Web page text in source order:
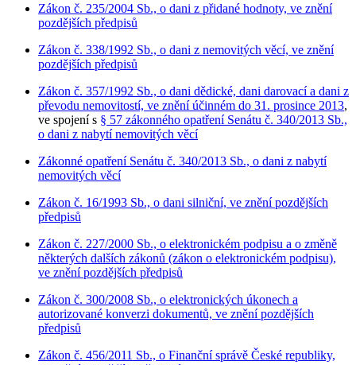
Zákon č. 235/2004 Sb., o dani z přidané hodnoty, ve znění
pozdějších předpisů
Zákon č. 338/1992 Sb., o dani z nemovitých věcí, ve znění
pozdějších předpisů
Zákon č. 357/1992 Sb., o dani dědické, dani darovací a dani z
převodu nemovitostí, ve znění účinném do 31. prosince 2013,
ve spojení s § 57 zákonného opatření Senátu č. 340/2013 Sb.,
o dani z nabytí nemovitých věcí
Zákonné opatření Senátu č. 340/2013 Sb., o dani z nabytí
nemovitých věcí
Zákon č. 16/1993 Sb., o dani silniční, ve znění pozdějších
předpisů
Zákon č. 227/2000 Sb., o elektronickém podpisu a o změně
některých dalších zákonů (zákon o elektronickém podpisu),
ve znění pozdějších předpisů
Zákon č. 300/2008 Sb., o elektronických úkonech a
autorizované konverzi dokumentů, ve znění pozdějších
předpisů
Zákon č. 456/2011 Sb., o Finanční správě České republiky,